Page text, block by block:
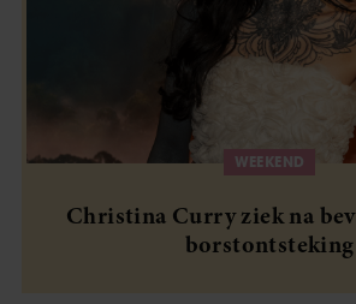
WEEKEND
Christina Curry ziek na
borstontsteking